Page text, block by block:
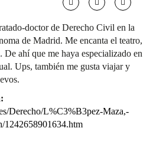
doctor de Derecho Civil en la
de Madrid. Me encanta el teatro,
De ahí que me haya especializado en
Ups, también me gusta viajar y
Derecho/L%C3%B3pez-Maza,-
1242658901634.htm